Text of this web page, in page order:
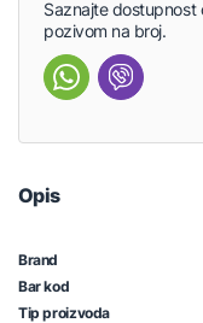
Saznajte dostupnost
pozivom na broj.
Opis
Brand
Bar kod
Tip proizvoda